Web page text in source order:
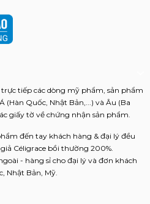
tiếp các dòng mỹ phẩm, sản phẩm
(Hàn Quốc, Nhật Bản,...) và Âu (Ba
giấy tờ về chứng nhận sản phẩm.
đến tay khách hàng & đại lý đều
Céligrace bồi thường 200%.
- hàng sỉ cho đại lý và đơn khách
Nhật Bản, Mỹ.